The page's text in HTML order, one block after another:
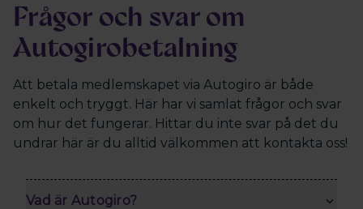
Frågor och svar om
Autogirobetalning
Att betala medlemskapet via Autogiro är både
enkelt och tryggt. Här har vi samlat frågor och svar
om hur det fungerar. Hittar du inte svar på det du
undrar här är du alltid välkommen att kontakta oss!
Vad är Autogiro?